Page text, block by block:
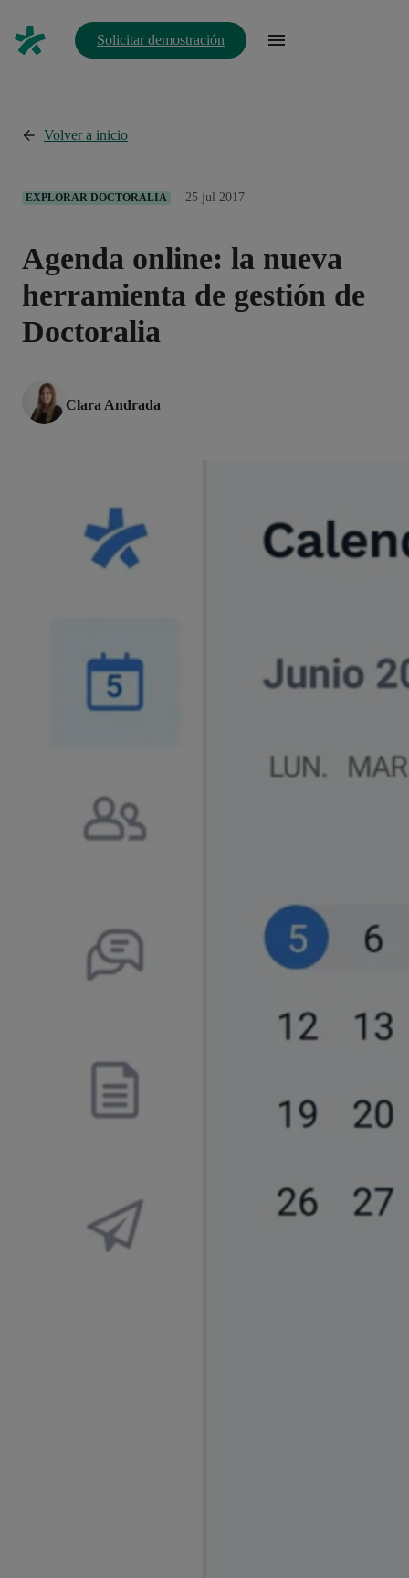
Solicitar demostración
Volver a inicio
EXPLORAR DOCTORALIA 25 jul 2017
Agenda online: la nueva
herramienta de gestión de
Doctoralia
Clara Andrada